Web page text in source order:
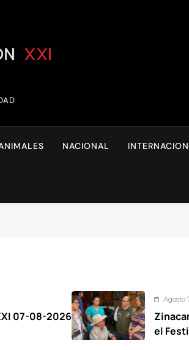
XXI
NACIONAL
Agosto 7, 2026
Zinacantepec espera
el Festival del Mar